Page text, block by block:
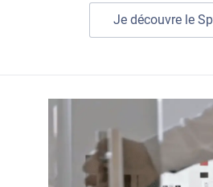
Je découvre le